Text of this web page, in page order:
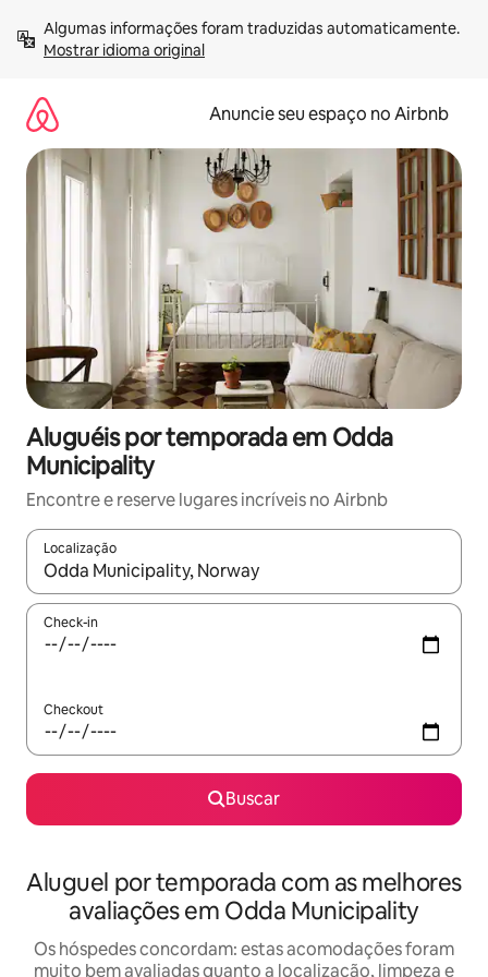
para
Mostrar idioma original
Anuncie seu espaço no Airbnb
Aluguéis por temporada em Odda
Municipality
Encontre e reserve lugares incríveis no Airbnb
Localização
Quando os resultados estiverem disponíveis, explore-os
Check-in
Checkout
Buscar
Aluguel por temporada com as melhores
avaliações em Odda Municipality
Os hóspedes concordam: estas acomodações foram
muito bem avaliadas quanto a localização, limpeza e